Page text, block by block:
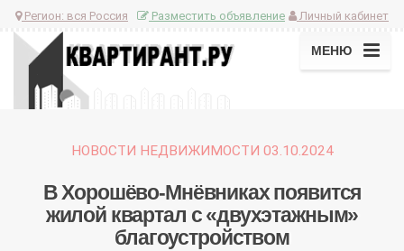
Регион: вся Россия Личный кабинет
Разместить объявление
МЕНЮ
НОВОСТИ НЕДВИЖИМОСТИ 03.10.2024
В Хорошёво-Мнёвниках появится
жилой квартал с «двухэтажным»
благоустройством